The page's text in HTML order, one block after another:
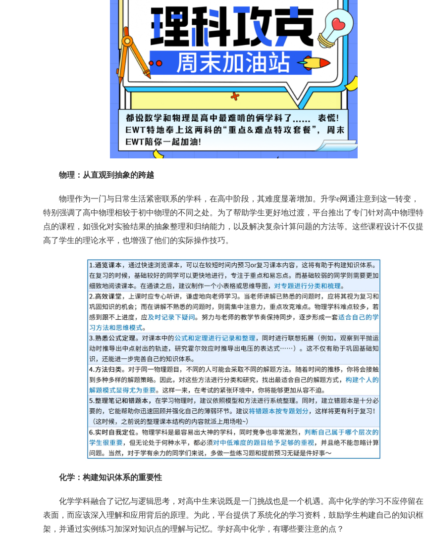
物理：从直观到抽象的跨越
物理作为一门与日常生活紧密联系的学科，在高中阶段，其难度显著增加。升学e网通注意到这一转变，
特别强调了高中物理相较于初中物理的不同之处。为了帮助学生更好地过渡，平台推出了专门针对高中物理特
点的课程，如强化对实验结果的抽象整理和归纳能力，以及解决复杂计算问题的方法等。这些课程设计不仅提
高了学生的理论水平，也增强了他们的实际操作技巧。
化学：构建知识体系的重要性
化学学科融合了记忆与逻辑思考，对高中生来说既是一门挑战也是一个机遇。高中化学的学习不应停留在
表面，而应该深入理解和应用背后的原理。为此，平台提供了系统化的学习资料，鼓励学生构建自己的知识框
架，并通过实例练习加深对知识点的理解与记忆。学好高中化学，有哪些要注意的点？